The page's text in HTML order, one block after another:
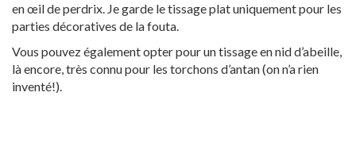
en œil de perdrix. Je garde le tissage plat uniquement pour les
parties décoratives de la fouta.
Vous pouvez également opter pour un tissage en nid d’abeille,
là encore, très connu pour les torchons d’antan (on n’a rien
inventé!).